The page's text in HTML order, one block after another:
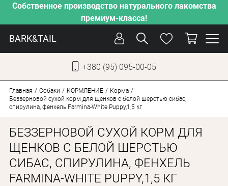
Собственное производство натурального лакомства
премиум-класса!
BARK&TAIL
+380 (95) 095-00-05
ЗАБОТА
ОТ ЖАРЫ
НАШЕ ПРОИЗВОДСТВО
Главная Собаки КОРМЛЕНИЕ
Корма
Беззерновой сухой корм для щенков с белой шерстью сибас,
спирулина, фенхель Farmina-White Puppy,1,5 кг
БЕЗЗЕРНОВОЙ СУХОЙ КОРМ ДЛЯ
ЩЕНКОВ С БЕЛОЙ ШЕРСТЬЮ
СИБАС, СПИРУЛИНА, ФЕНХЕЛЬ
FARMINA-WHITE PUPPY,1,5 КГ